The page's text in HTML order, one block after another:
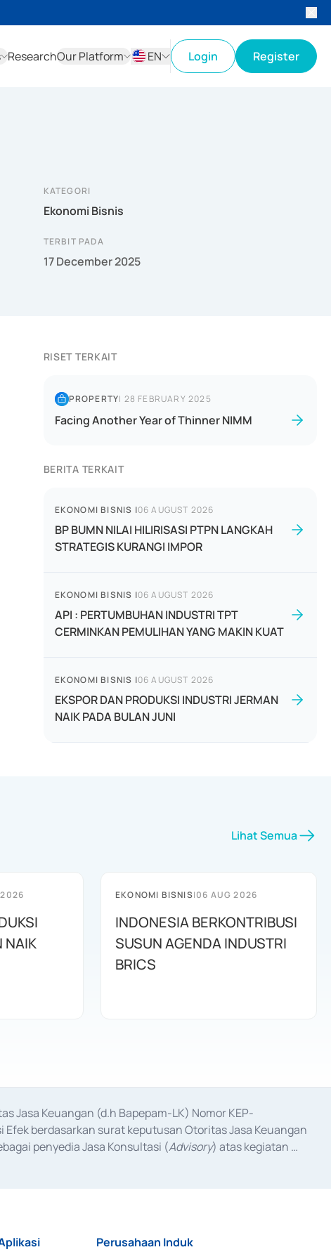
ResearchOur Platform
EN
Login Register
KATEGORI
Ekonomi Bisnis
TERBIT PADA
17 December 2025
RISET TERKAIT
PROPERTY| 28 FEBRUARY 2025
Facing Another Year of Thinner NIMM
BERITA TERKAIT
EKONOMI BISNIS |06 AUGUST 2026
BP BUMN NILAI HILIRISASI PTPN LANGKAH
STRATEGIS KURANGI IMPOR
EKONOMI BISNIS |06 AUGUST 2026
API : PERTUMBUHAN INDUSTRI TPT
CERMINKAN PEMULIHAN YANG MAKIN KUAT
EKONOMI BISNIS |06 AUGUST 2026
EKSPOR DAN PRODUKSI INDUSTRI JERMAN
NAIK PADA BULAN JUNI
Lihat Semua
NAIK
EKONOMI BISNIS|06 AUG 2026
INDONESIA BERKONTRIBUSI
SUSUN AGENDA INDUSTRI
BRICS
Jasa Keuangan (d.h Bapepam-LK) Nomor KEP-
Efek berdasarkan surat keputusan Otoritas Jasa Keuangan
penyedia Jasa Konsultasi (Advisory) atas kegiatan
Perusahaan Induk